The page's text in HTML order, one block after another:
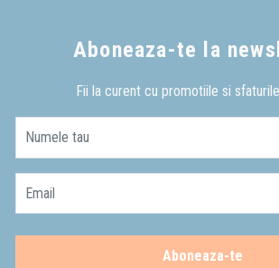
Aboneaza-te la
Fii la curent cu promotiile si
Numele tau
Email
Aboneaza-te